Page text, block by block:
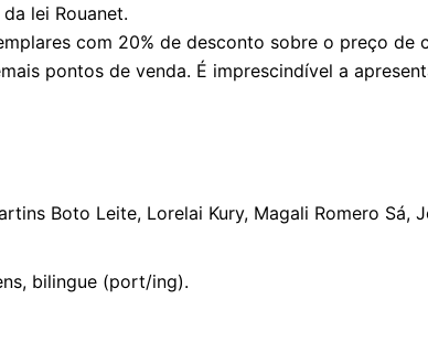
lei Rouanet.
com 20% de desconto sobre o preço
pontos de venda. É imprescindível a
Boto Leite, Lorelai Kury, Magali Romero Sá,
bilingue (port/ing).